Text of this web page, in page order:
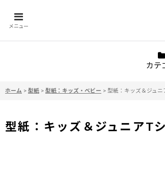
メニュー
カテ
ホーム > 型紙 > 型紙：キッズ・ベビー > 型紙：キッズ＆ジュニ
型紙：キッズ＆ジュニアT